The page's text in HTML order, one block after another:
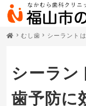
むし歯 シーラント
シーラン
歯予防に